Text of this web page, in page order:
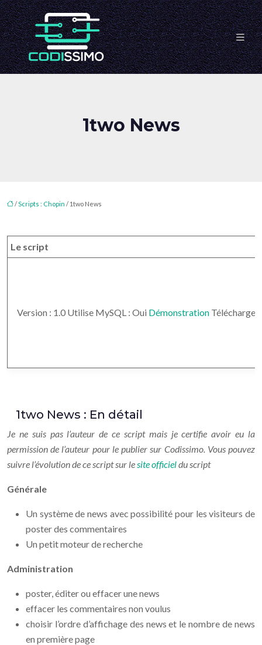
1two News
/Scripts : Chopin / 1two News
Le script
Version : 1.0 Utilise MySQL : Oui Démonstration
1two News : En détail
Je ne suis pas l’auteur de ce script mais je certifie avoir eu la
permission de l’auteur pour le publier sur Codissimo. Vous pouvez
suivre l’évolution de ce script sur lesite officieldu script
Générale
Un système de news avec possibilité pour les visiteurs de
poster des commentaires
Un petit moteur de recherche
Administration
poster, éditer ou effacer une news
effacer les commentaires non voulus
choisir l’ordre d’affichage des news et le nombre de news
en première page